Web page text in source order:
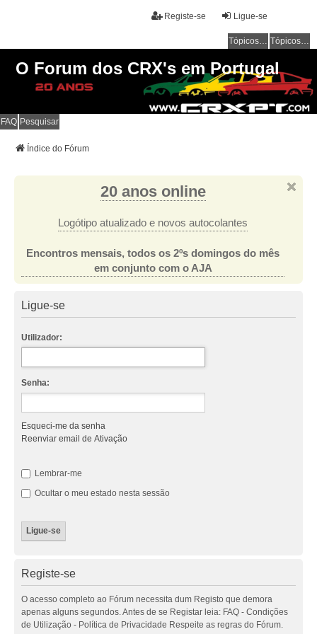
Ligue-se
Registe-se
Tópicos sem resposta Tópicos ativos
O Forum dos CRX's em Portugal
FAQ Pesquisar
Índice do Fórum
20 anos online
Logótipo atualizado e novos autocolantes
Encontros mensais, todos os 2ºs domingos do mês
em conjunto com o AJA
Ligue-se
Utilizador:
Senha:
Esqueci-me da senha
Reenviar email de Ativação
Lembrar-me
Ocultar o meu estado nesta sessão
Registe-se
O acesso completo ao Fórum necessita dum Registo que demora
apenas alguns segundos. Antes de se Registar leia: FAQ - Condições
de Utilização - Política de Privacidade Respeite as regras do Fórum.